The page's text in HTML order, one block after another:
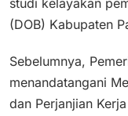
studi kelayakan
(DOB) Kabupaten
Sebelumnya,
menandatangani
dan Perjanjian